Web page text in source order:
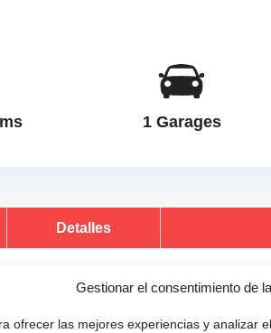
Gestionar el consentimiento de
ofrecer las mejores experiencias y analizar
1 Garages
Detalles